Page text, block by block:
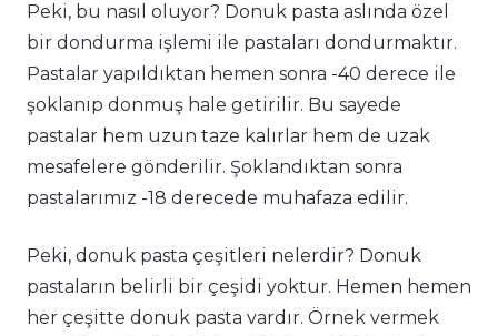
Peki, bu nasıl oluyor? Donuk pasta aslında özel
bir dondurma işlemi ile pastaları dondurmaktır.
Pastalar yapıldıktan hemen sonra -40 derece ile
şoklanıp donmuş hale getirilir. Bu sayede
pastalar hem uzun taze kalırlar hem de uzak
mesafelere gönderilir. Şoklandıktan sonra
pastalarımız -18 derecede muhafaza edilir.
Peki, donuk pasta çeşitleri nelerdir? Donuk
pastaların belirli bir çeşidi yoktur. Hemen hemen
her çeşitte donuk pasta vardır. Örnek vermek